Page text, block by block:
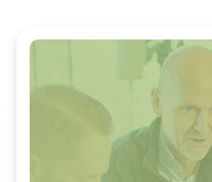
TEMPERATUR
-